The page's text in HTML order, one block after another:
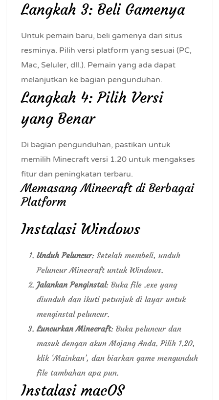
Langkah 3: Beli Gamenya
Untuk pemain baru, beli gamenya dari situs
resminya. Pilih versi platform yang sesuai (PC,
Mac, Seluler, dll.). Pemain yang ada dapat
melanjutkan ke bagian pengunduhan.
Langkah 4: Pilih Versi
yang Benar
Di bagian pengunduhan, pastikan untuk
memilih Minecraft versi 1.20 untuk mengakses
fitur dan peningkatan terbaru.
Memasang Minecraft di Berbagai
Platform
Instalasi Windows
Unduh Peluncur: Setelah membeli, unduh
Peluncur Minecraft untuk Windows.
Jalankan Penginstal: Buka file .exe yang
diunduh dan ikuti petunjuk di layar untuk
menginstal peluncur.
Luncurkan Minecraft: Buka peluncur dan
masuk dengan akun Mojang Anda. Pilih 1.20,
klik ‘Mainkan’, dan biarkan game mengunduh
file tambahan apa pun.
Instalasi macOS